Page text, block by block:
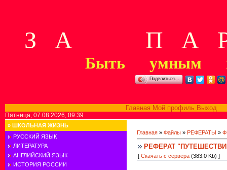
З А П А Р
Быть умным
Поделиться…
Главная Мой профиль Выход
Пятница, 07.08.2026, 09:39
» ШКОЛЬНАЯ ЖИЗНЬ
РУССКИЙ ЯЗЫК
ЛИТЕРАТУРА
АНГЛИЙСКИЙ ЯЗЫК
ИСТОРИЯ РОССИИ
Главная » Файлы » РЕФЕРАТЫ »
РЕФЕРАТ
[ Скачать с сервера (383.0 Kb) ]